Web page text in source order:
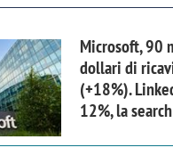
Microsoft, 90
dollari di
(+18%).
12%, la